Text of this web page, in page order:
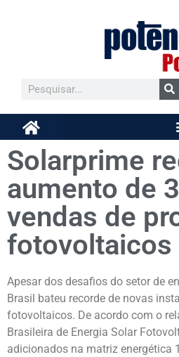
Solarprime
aumento de
vendas de
fotovoltaicos
Apesar dos desafios do setor de
Brasil bateu recorde de novas
fotovoltaicos. De acordo com o
Brasileira de Energia Solar
adicionados na matriz energética